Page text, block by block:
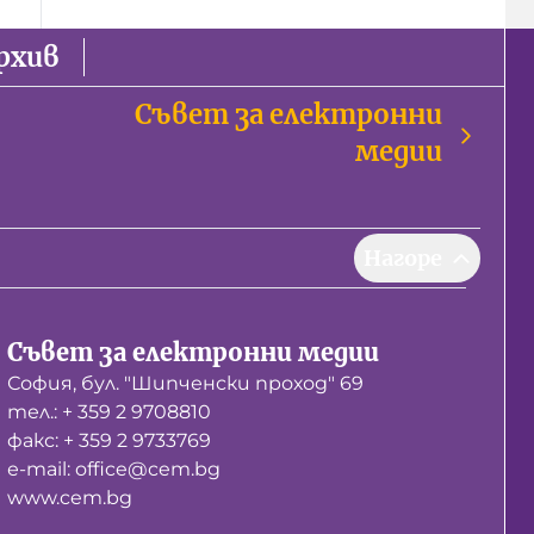
Съвет за електронни
медии
Съвет за електронни медии
София, бул. "Шипченски проход" 69
тел.: + 359 2 9708810
факс: + 359 2 9733769
е-mail: office@cem.bg
www.cem.bg